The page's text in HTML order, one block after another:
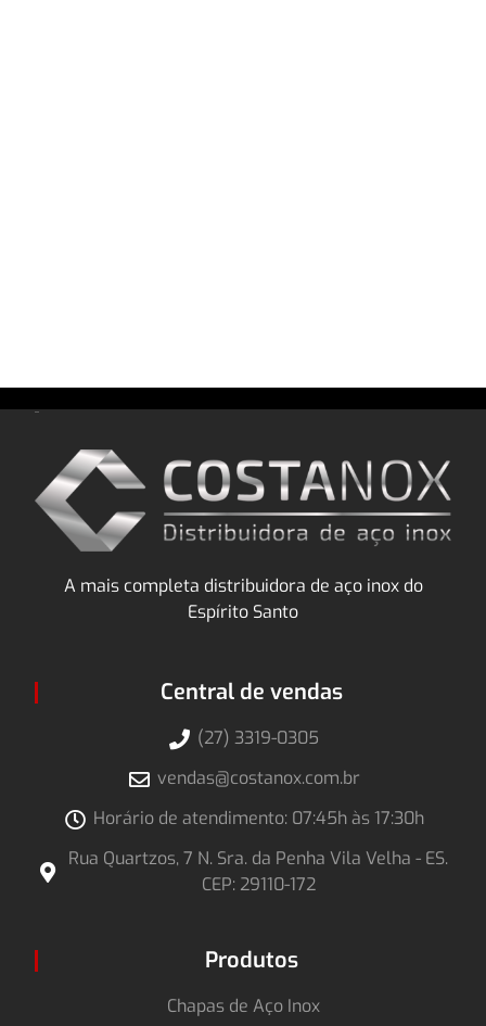
A mais completa distribuidora de aço inox do
Espírito Santo
Central de vendas
(27) 3319-0305
vendas@costanox.com.br
Horário de atendimento: 07:45h às 17:30h
Rua Quartzos, 7 N. Sra. da Penha Vila Velha - ES.
CEP: 29110-172
Produtos
Chapas de Aço Inox